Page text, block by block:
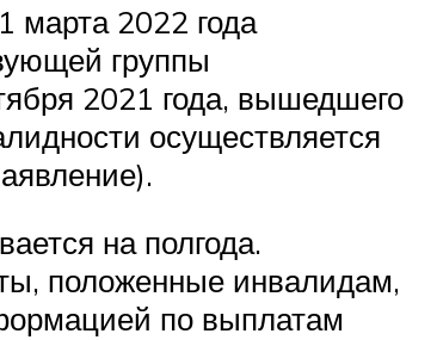
марта 2022 года
группы
2021 года, вышедшего
осуществляется
на полгода.
положенные инвалидам,
по выплатам